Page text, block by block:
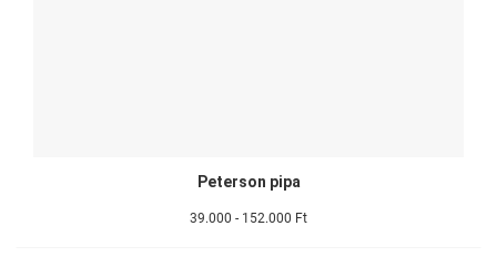
Peterson pipa
39.000 - 152.000 Ft